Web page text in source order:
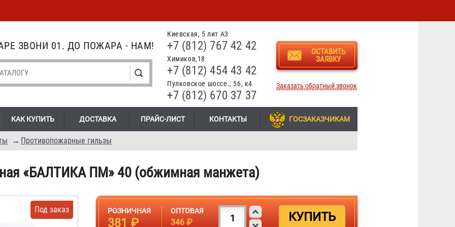
Киевская, 5 лит А3
+7 (812) 767 42 42
Химиков,18
+7 (812) 454 43 42
Пулковское шоссе., 56, к4
+7 (812) 670 37 37
ОСТАВИТЬ
ЗАЯВКУ
Заказать обратный звонок
ЗВОНИ 01. ДО ПОЖАРА - НАМ!
КАК КУПИТЬ ДОСТАВКА ПРАЙС-ЛИСТ КОНТАКТЫ ГОСЗАКАЗЧИКАМ
→ Противопожарные гильзы
«БАЛТИКА ПМ» 40 (обжимная манжета)
Под заказ РОЗНИЧНАЯ
381 ₽
ОПТОВАЯ
346 ₽